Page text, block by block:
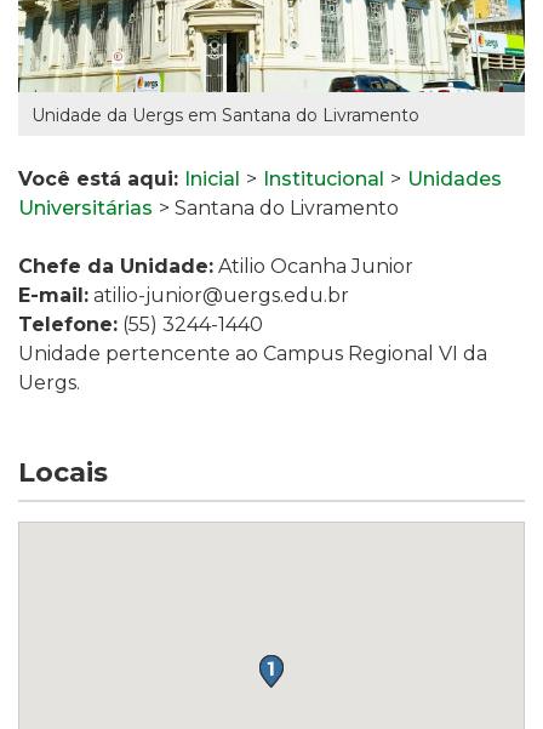
Unidade da Uergs em Santana do Livramento
Você está aqui: Inicial > Institucional > Unidades
Universitárias > Santana do Livramento
Chefe da Unidade: Atilio Ocanha Junior
E-mail: atilio-junior@uergs.edu.br
Telefone: (55) 3244-1440
Unidade pertencente ao Campus Regional VI da
Uergs.
Locais